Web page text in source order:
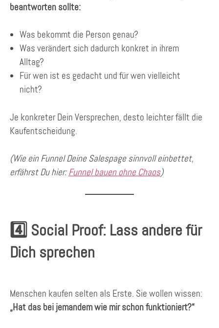
beantworten sollte:
Was bekommt die Person genau?
Was verändert sich dadurch konkret in ihrem
Alltag?
Für wen ist es gedacht und für wen vielleicht
nicht?
Je konkreter Dein Versprechen, desto leichter fällt die
Kaufentscheidung.
(Wie ein Funnel Deine Salespage sinnvoll einbettet,
erfährst Du hier:Funnel bauen ohne Chaos)
4️⃣ Social Proof: Lass andere für
Dich sprechen
Menschen kaufen selten als Erste. Sie wollen wissen:
„Hat das bei jemandem wie mir schon funktioniert?“